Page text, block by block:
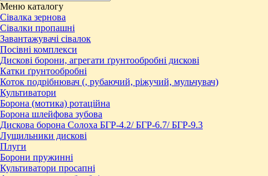
Меню каталогу
Сівалка зернова
Сівалки пропашні
Завантажувачі сівалок
Посівні комплекси
Дискові борони, агрегати ґрунтообробні дискові
Катки ґрунтообробні
Коток подрібнювач (, рубаючий, ріжучий, мульчувач)
Культиватори
Борона (мотика) ротаційна
Борона шлейфова зубова
Дискова борона Солоха БГР-4.2/ БГР-6.7/ БГР-9.3
Лущильники дискові
Плуги
Борони пружинні
Культиватори просапні